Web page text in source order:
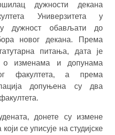
дужности декана
Универзитета у
дужност обављати до
новог декана. Према
питања, дата је
о изменама и допунама
факултета, а према
допуњена су два
донете су измене
се уписује на студијске